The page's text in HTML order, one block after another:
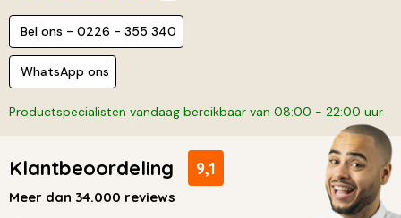
Bel ons - 0226 - 355 340
WhatsApp ons
Productspecialisten vandaag bereikbaar van 08:00 - 22:00 uur
Klantbeoordeling 9,1
Meer dan 34.000 reviews